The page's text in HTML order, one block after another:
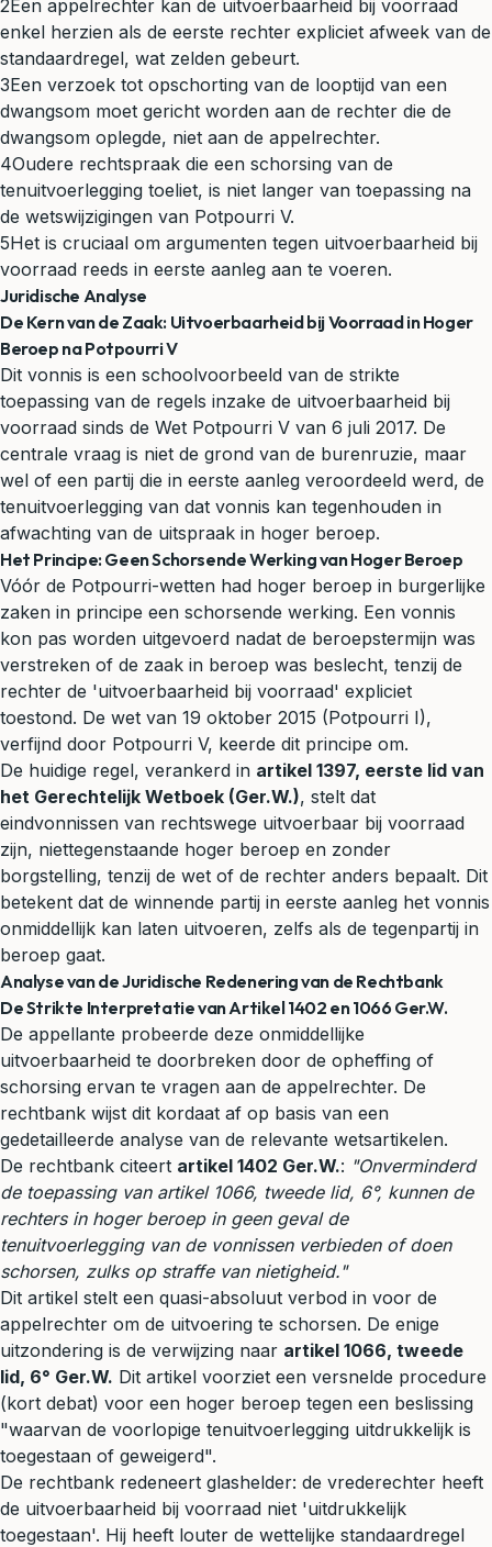
2 Een appelrechter kan de uitvoerbaarheid bij voorraad
enkel herzien als de eerste rechter expliciet afweek van de
standaardregel, wat zelden gebeurt.
3Een verzoek tot opschorting van de looptijd van een
dwangsom moet gericht worden aan de rechter die de
dwangsom oplegde, niet aan de appelrechter.
4Oudere rechtspraak die een schorsing van de
tenuitvoerlegging toeliet, is niet langer van toepassing na
de wetswijzigingen van Potpourri V.
5Het is cruciaal om argumenten tegen uitvoerbaarheid bij
voorraad reeds in eerste aanleg aan te voeren.
Juridische Analyse
De Kern van de Zaak: Uitvoerbaarheid bij Voorraad in Hoger
Beroep na Potpourri V
Dit vonnis is een schoolvoorbeeld van de strikte
toepassing van de regels inzake de uitvoerbaarheid bij
voorraad sinds de Wet Potpourri V van 6 juli 2017. De
centrale vraag is niet de grond van de burenruzie, maar
wel of een partij die in eerste aanleg veroordeeld werd, de
tenuitvoerlegging van dat vonnis kan tegenhouden in
afwachting van de uitspraak in hoger beroep.
Het Principe: Geen Schorsende Werking van Hoger Beroep
Vóór de Potpourri-wetten had hoger beroep in burgerlijke
zaken in principe een schorsende werking. Een vonnis
kon pas worden uitgevoerd nadat de beroepstermijn was
verstreken of de zaak in beroep was beslecht, tenzij de
rechter de 'uitvoerbaarheid bij voorraad' expliciet
toestond. De wet van 19 oktober 2015 (Potpourri I),
verfijnd door Potpourri V, keerde dit principe om.
De huidige regel, verankerd in artikel 1397, eerste lid van
het Gerechtelijk Wetboek (Ger.W.), stelt dat
eindvonnissen van rechtswege uitvoerbaar bij voorraad
zijn, niettegenstaande hoger beroep en zonder
borgstelling, tenzij de wet of de rechter anders bepaalt. Dit
betekent dat de winnende partij in eerste aanleg het vonnis
onmiddellijk kan laten uitvoeren, zelfs als de tegenpartij in
beroep gaat.
Analyse van de Juridische Redenering van de Rechtbank
De Strikte Interpretatie van Artikel 1402 en 1066 Ger.W.
De appellante probeerde deze onmiddellijke
uitvoerbaarheid te doorbreken door de opheffing of
schorsing ervan te vragen aan de appelrechter. De
rechtbank wijst dit kordaat af op basis van een
gedetailleerde analyse van de relevante wetsartikelen.
De rechtbank citeert artikel 1402 Ger.W.: "Onverminderd
de toepassing van artikel 1066, tweede lid, 6°, kunnen de
rechters in hoger beroep in geen geval de
tenuitvoerlegging van de vonnissen verbieden of doen
schorsen, zulks op straffe van nietigheid."
Dit artikel stelt een quasi-absoluut verbod in voor de
appelrechter om de uitvoering te schorsen. De enige
uitzondering is de verwijzing naar artikel 1066, tweede
lid, 6° Ger.W. Dit artikel voorziet een versnelde procedure
(kort debat) voor een hoger beroep tegen een beslissing
"waarvan de voorlopige tenuitvoerlegging uitdrukkelijk is
toegestaan of geweigerd".
De rechtbank redeneert glashelder: de vrederechter heeft
de uitvoerbaarheid bij voorraad niet 'uitdrukkelijk
toegestaan'. Hij heeft louter de wettelijke standaardregel